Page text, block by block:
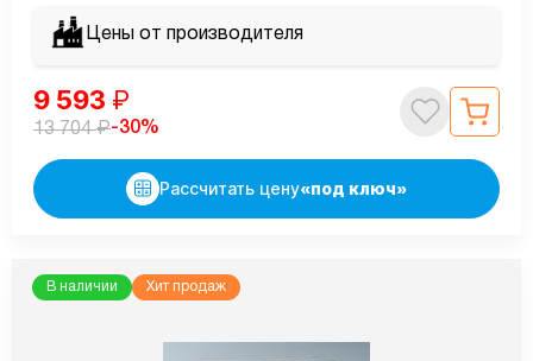
Цены от производителя
9 593 ₽
13 704₽-30%
Рассчитать цену«под ключ»
В наличии Хит продаж